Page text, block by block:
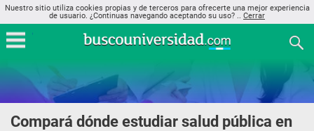
Nuestro sitio utiliza cookies propias y de terceros para ofrecerte una mejor experiencia
de usuario. ¿Continuas navegando aceptando su uso? .. Cerrar
Compará dónde estudiar salud pública en